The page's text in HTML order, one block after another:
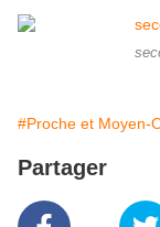
#Proche et Moyen-
Partager